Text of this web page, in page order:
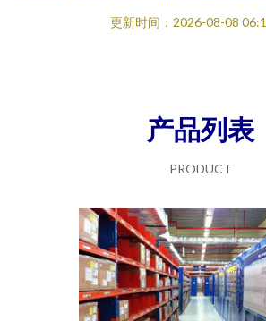
更新时间：2026-08-08
产品列表
PRODUCT